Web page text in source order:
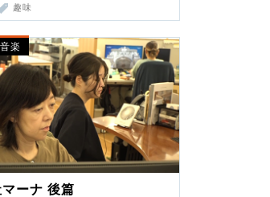
趣味
楽
ーナ 後篇